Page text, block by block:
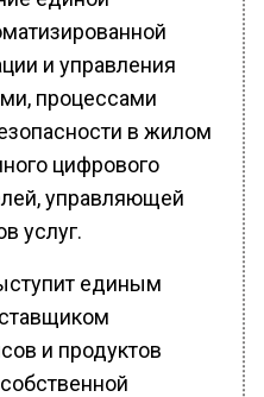
и управления
процессами
в жилом
цифрового
управляющей
услуг.
единым
и продуктов